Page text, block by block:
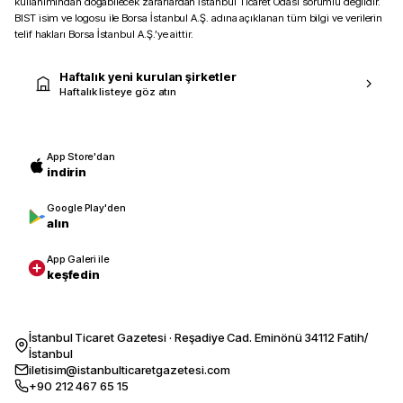
BIST isim ve logosu ile Borsa İstanbul A.Ş. adına açıklanan tüm bilgi ve verilerin
telif hakları Borsa İstanbul A.Ş.’ye aittir.
Haftalık yeni kurulan şirketler
Haftalık listeye göz atın
App Store'dan
indirin
Google Play'den
alın
App Galeri ile
keşfedin
İstanbul Ticaret Gazetesi · Reşadiye Cad. Eminönü 34112 Fatih/
İstanbul
iletisim@istanbulticaretgazetesi.com
+90 212 467 65 15